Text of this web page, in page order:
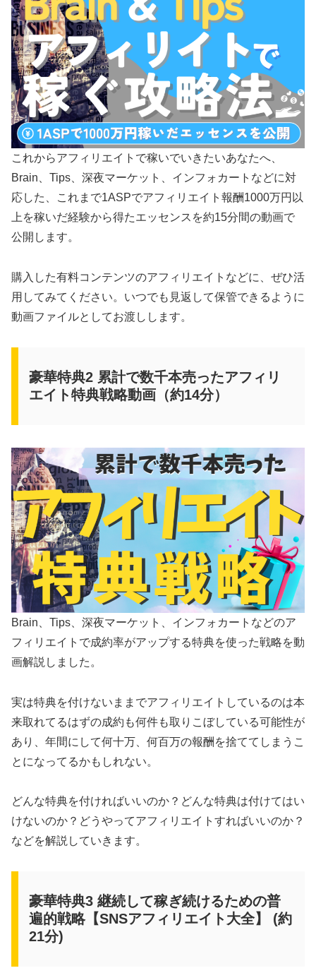
これからアフィリエイトで稼いでいきたいあなたへ、
Brain、Tips、深夜マーケット、インフォカートなどに対
応した、これまで1ASPでアフィリエイト報酬1000万円以
上を稼いだ経験から得たエッセンスを約15分間の動画で
公開します。
購入した有料コンテンツのアフィリエイトなどに、ぜひ活
用してみてください。いつでも見返して保管できるように
動画ファイルとしてお渡しします。
豪華特典2 累計で数千本売ったアフィリ
エイト特典戦略動画（約14分）
Brain、Tips、深夜マーケット、インフォカートなどのア
フィリエイトで成約率がアップする特典を使った戦略を動
画解説しました。
実は特典を付けないままでアフィリエイトしているのは本
来取れてるはずの成約も何件も取りこぼしている可能性が
あり、年間にして何十万、何百万の報酬を捨ててしまうこ
とになってるかもしれない。
どんな特典を付ければいいのか？どんな特典は付けてはい
けないのか？どうやってアフィリエイトすればいいのか？
などを解説していきます。
豪華特典3 継続して稼ぎ続けるための普
遍的戦略【SNSアフィリエイト大全】 (約
21分)